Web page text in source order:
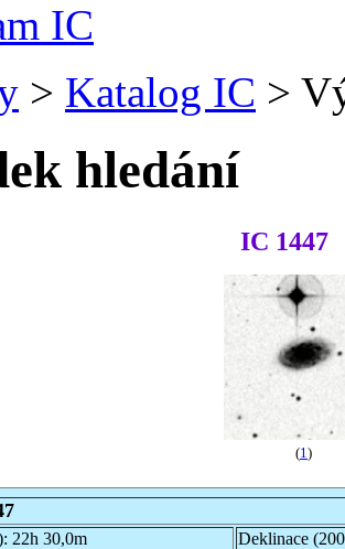
IC
> Katalog IC >
hledání
IC 1447
(1 )
22h 30,0m
Deklinace